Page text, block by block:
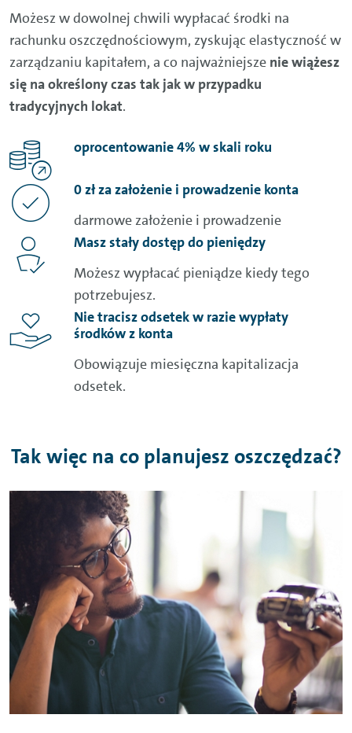
Możesz w dowolnej chwili wypłacać środki na
rachunku oszczędnościowym, zyskując elastyczność w
zarządzaniu kapitałem, a co najważniejsze nie wiążesz
się na określony czas tak jak w przypadku
tradycyjnych lokat.
oprocentowanie 4% w skali roku
0 zł za założenie i prowadzenie konta
darmowe założenie i prowadzenie
Masz stały dostęp do pieniędzy
Możesz wypłacać pieniądze kiedy tego
potrzebujesz.
Nie tracisz odsetek w razie wypłaty
środków z konta
Obowiązuje miesięczna kapitalizacja
odsetek.
Tak więc na co planujesz oszczędzać?